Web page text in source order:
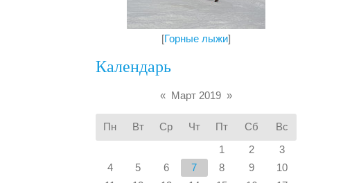
[Горные лыжи]
Календарь
« Март 2019 »
Пн Вт Ср Чт Пт Сб
Вс
1
2
3
4
5 6 7 8 9
10